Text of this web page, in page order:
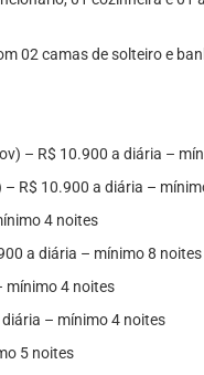
02 camas de solteiro e
– R$ 10.900 a diária –
R$ 10.900 a diária –
4 noites
a diária – mínimo 8 noites
mínimo 4 noites
– mínimo 4 noites
5 noites